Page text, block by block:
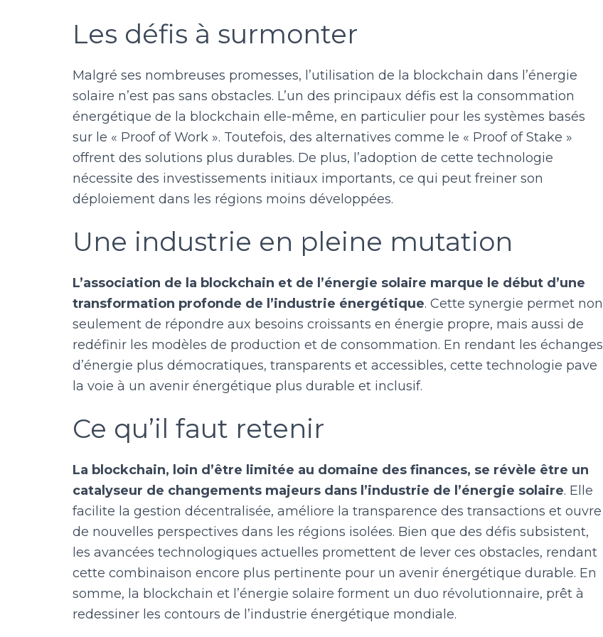
Les défis à surmonter
Malgré ses nombreuses promesses, l’utilisation de la blockchain dans l’énergie
solaire n’est pas sans obstacles. L’un des principaux défis est la consommation
énergétique de la blockchain elle-même, en particulier pour les systèmes basés
sur le « Proof of Work ». Toutefois, des alternatives comme le « Proof of Stake »
offrent des solutions plus durables. De plus, l’adoption de cette technologie
nécessite des investissements initiaux importants, ce qui peut freiner son
déploiement dans les régions moins développées.
Une industrie en pleine mutation
L’association de la blockchain et de l’énergie solaire marque le début d’une
transformation profonde de l’industrie énergétique. Cette synergie permet non
seulement de répondre aux besoins croissants en énergie propre, mais aussi de
redéfinir les modèles de production et de consommation. En rendant les échanges
d’énergie plus démocratiques, transparents et accessibles, cette technologie pave
la voie à un avenir énergétique plus durable et inclusif.
Ce qu’il faut retenir
La blockchain, loin d’être limitée au domaine des finances, se révèle être un
catalyseur de changements majeurs dans l’industrie de l’énergie solaire. Elle
facilite la gestion décentralisée, améliore la transparence des transactions et ouvre
de nouvelles perspectives dans les régions isolées. Bien que des défis subsistent,
les avancées technologiques actuelles promettent de lever ces obstacles, rendant
cette combinaison encore plus pertinente pour un avenir énergétique durable. En
somme, la blockchain et l’énergie solaire forment un duo révolutionnaire, prêt à
redessiner les contours de l’industrie énergétique mondiale.